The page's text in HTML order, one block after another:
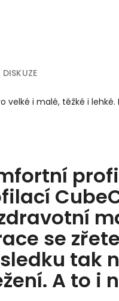
DISKUZE
i malé, těžké i
se
tak
A to i